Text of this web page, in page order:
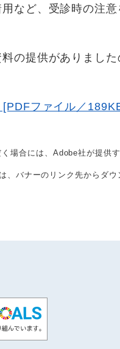
など、受診時の注
の提供がありまし
ファイル／
場合には、Adobe社が提供
バナーのリンク先からダウ